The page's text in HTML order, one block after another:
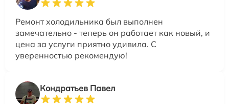
Ремонт холодильника был выполнен
замечательно - теперь он работает как новый, и
цена за услуги приятно удивила. С
уверенностью рекомендую!
Кондратьев Павел